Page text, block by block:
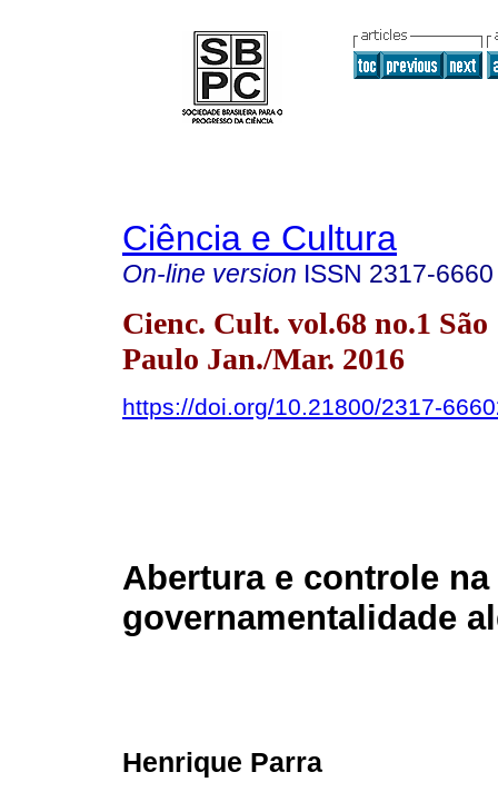
Ciência e Cultura
On-line version ISSN 2317-6660
Cienc. Cult. vol.68 no.1 São
Paulo Jan./Mar. 2016
https://doi.org/10.21800/2317-
Abertura e controle na
governamentalidade
Henrique Parra